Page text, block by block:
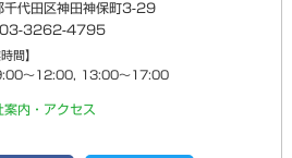
千代田区神田神保町3-29
03-3262-4795
間】
～12:00, 13:00～17:00
案内・アクセス